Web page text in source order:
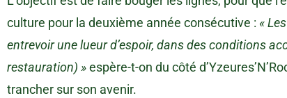
culture pour la deuxième année consécutive : «
entrevoir une lueur d’espoir, dans des conditions
restauration) »espère-t-on du côté
trancher sur son avenir.